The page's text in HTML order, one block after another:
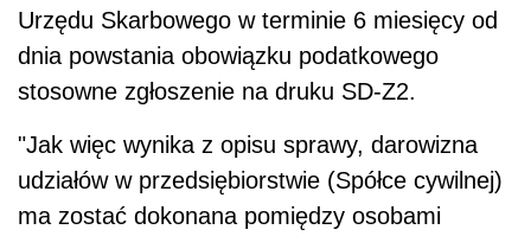
Urzędu Skarbowego w terminie 6 miesięcy od
dnia powstania obowiązku podatkowego
stosowne zgłoszenie na druku SD-Z2.
"Jak więc wynika z opisu sprawy, darowizna
udziałów w przedsiębiorstwie (Spółce cywilnej)
ma zostać dokonana pomiędzy osobami